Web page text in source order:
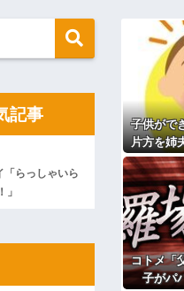
費者金融社長の愛人になった
移された直後、社長が…
てほしいと頼むと「別にいい
で＊が緩んだのかチョビッと漏
気づいた私。精神的に追い込
あんたのせいでしょ！」トメ
怒して…
イビる同期S「おい、聞けよ
ってんじゃねえよ」S「え…」
のフィギュアがヤバすぎるｗ
いでよ！」キチママ『そこに
義兄「泥は出てけ！二度と来
子供がで
片方を姉
ると、養
儀
コトメ「
子がパ
記事
「らっしゃいら
」